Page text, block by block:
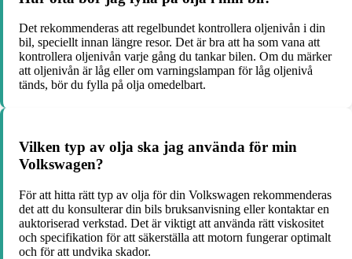
Det rekommenderas att regelbundet kontrollera oljenivån i din
bil, speciellt innan längre resor. Det är bra att ha som vana att
kontrollera oljenivån varje gång du tankar bilen. Om du märker
att oljenivån är låg eller om varningslampan för låg oljenivå
tänds, bör du fylla på olja omedelbart.
Vilken typ av olja ska jag använda för min
Volkswagen?
För att hitta rätt typ av olja för din Volkswagen rekommenderas
det att du konsulterar din bils bruksanvisning eller kontaktar en
auktoriserad verkstad. Det är viktigt att använda rätt viskositet
och specifikation för att säkerställa att motorn fungerar optimalt
och för att undvika skador.